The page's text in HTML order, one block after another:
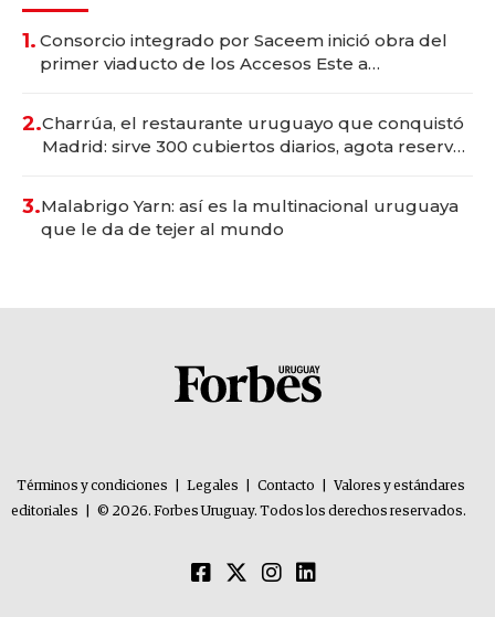
1. Consorcio integrado por Saceem inició obra del
primer viaducto de los Accesos Este a
2.Charrúa, el restaurante uruguayo que conquistó
Madrid: sirve 300 cubiertos diarios, agota reservas
3.Malabrigo Yarn: así es la multinacional uruguaya
que le da de tejer al mundo
Términos y condiciones Legales Contacto
Valores y estándares
editoriales
© 2026. Forbes Uruguay. Todos los derechos reservados.